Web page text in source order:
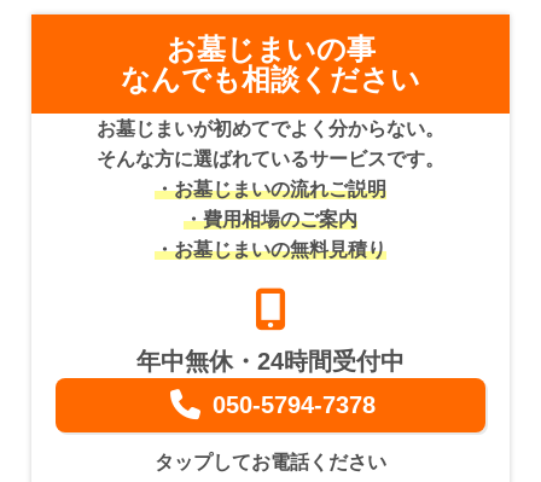
お墓じまいの事
なんでも相談ください
お墓じまいが初めてでよく分からない。
そんな方に選ばれているサービスです。
・お墓じまいの流れご説明
・費用相場のご案内
・お墓じまいの無料見積り
年中無休・24時間受付中
050-5794-7378
タップしてお電話ください